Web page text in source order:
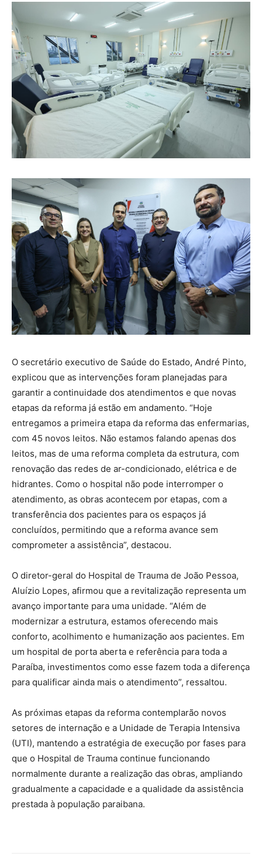
O secretário executivo de Saúde do Estado, André Pinto,
explicou que as intervenções foram planejadas para
garantir a continuidade dos atendimentos e que novas
etapas da reforma já estão em andamento. “Hoje
entregamos a primeira etapa da reforma das enfermarias,
com 45 novos leitos. Não estamos falando apenas dos
leitos, mas de uma reforma completa da estrutura, com
renovação das redes de ar-condicionado, elétrica e de
hidrantes. Como o hospital não pode interromper o
atendimento, as obras acontecem por etapas, com a
transferência dos pacientes para os espaços já
concluídos, permitindo que a reforma avance sem
comprometer a assistência”, destacou.
O diretor-geral do Hospital de Trauma de João Pessoa,
Aluízio Lopes, afirmou que a revitalização representa um
avanço importante para uma unidade. “Além de
modernizar a estrutura, estamos oferecendo mais
conforto, acolhimento e humanização aos pacientes. Em
um hospital de porta aberta e referência para toda a
Paraíba, investimentos como esse fazem toda a diferença
para qualificar ainda mais o atendimento”, ressaltou.
As próximas etapas da reforma contemplarão novos
setores de internação e a Unidade de Terapia Intensiva
(UTI), mantendo a estratégia de execução por fases para
que o Hospital de Trauma continue funcionando
normalmente durante a realização das obras, ampliando
gradualmente a capacidade e a qualidade da assistência
prestada à população paraibana.